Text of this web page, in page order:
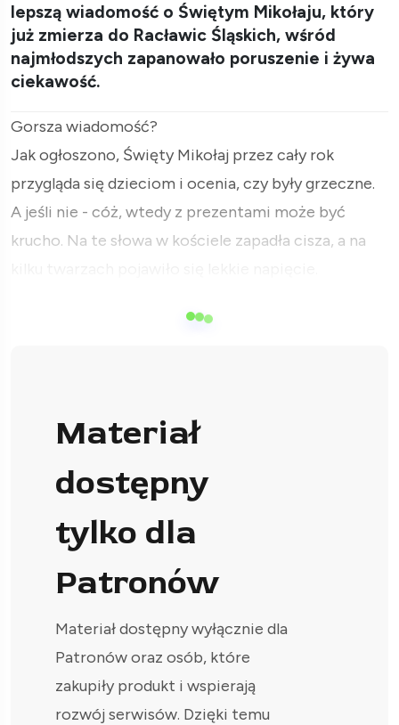
lepszą wiadomość o Świętym Mikołaju, który
już zmierza do Racławic Śląskich, wśród
najmłodszych zapanowało poruszenie i żywa
ciekawość.
Gorsza wiadomość?
Jak ogłoszono, Święty Mikołaj przez cały rok
przygląda się dzieciom i ocenia, czy były grzeczne.
A jeśli nie - cóż, wtedy z prezentami może być
krucho. Na te słowa w kościele zapadła cisza, a na
Materiał
dostępny
tylko dla
Patronów
Materiał dostępny wyłącznie dla
Patronów oraz osób, które
zakupiły produkt i wspierają
rozwój serwisów. Dzięki temu